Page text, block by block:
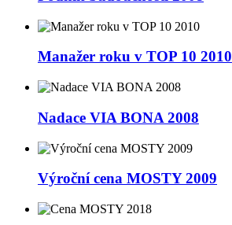
Manažer roku v TOP 10 2010
Nadace VIA BONA 2008
Výroční cena MOSTY 2009